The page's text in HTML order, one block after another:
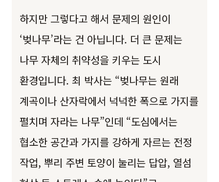
하지만 그렇다고 해서 문제의 원인이
‘벚나무’라는 건 아닙니다. 더 큰 문제는
나무 자체의 취약성을 키우는 도시
환경입니다. 최 박사는 “벚나무는 원래
계곡이나 산자락에서 넉넉한 폭으로 가지를
펼치며 자라는 나무”인데 “도심에서는
협소한 공간과 가지를 강하게 자르는 전정
작업, 뿌리 주변 토양이 눌리는 답압, 열섬